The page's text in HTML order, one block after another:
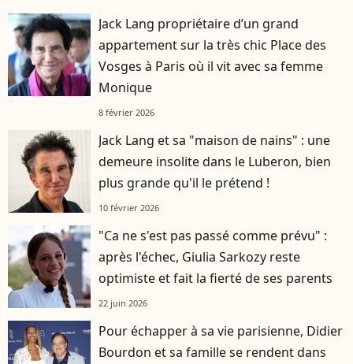
Jack Lang propriétaire d’un grand
appartement sur la très chic Place des
Vosges à Paris où il vit avec sa femme
Monique
8 février 2026
Jack Lang et sa "maison de nains" : une
demeure insolite dans le Luberon, bien
plus grande qu'il le prétend !
10 février 2026
"Ca ne s'est pas passé comme prévu" :
après l'échec, Giulia Sarkozy reste
optimiste et fait la fierté de ses parents
22 juin 2026
Pour échapper à sa vie parisienne, Didier
Bourdon et sa famille se rendent dans